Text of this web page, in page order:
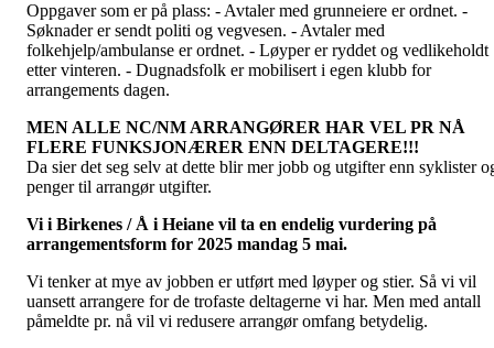
Oppgaver som er på plass: - Avtaler med grunneiere er ordnet. -
Søknader er sendt politi og vegvesen. - Avtaler med
folkehjelp/ambulanse er ordnet. - Løyper er ryddet og vedlikeholdt
etter vinteren. - Dugnadsfolk er mobilisert i egen klubb for
arrangements dagen.
MEN ALLE NC/NM ARRANGØRER HAR VEL PR NÅ
FLERE FUNKSJONÆRER ENN DELTAGERE!!!
Da sier det seg selv at dette blir mer jobb og utgifter enn syklister
penger til arrangør utgifter.
Vi i Birkenes / Å i Heiane vil ta en endelig vurdering på
arrangementsform for 2025 mandag 5 mai.
Vi tenker at mye av jobben er utført med løyper og stier. Så vi vil
uansett arrangere for de trofaste deltagerne vi har. Men med antall
påmeldte pr. nå vil vi redusere arrangør omfang betydelig.